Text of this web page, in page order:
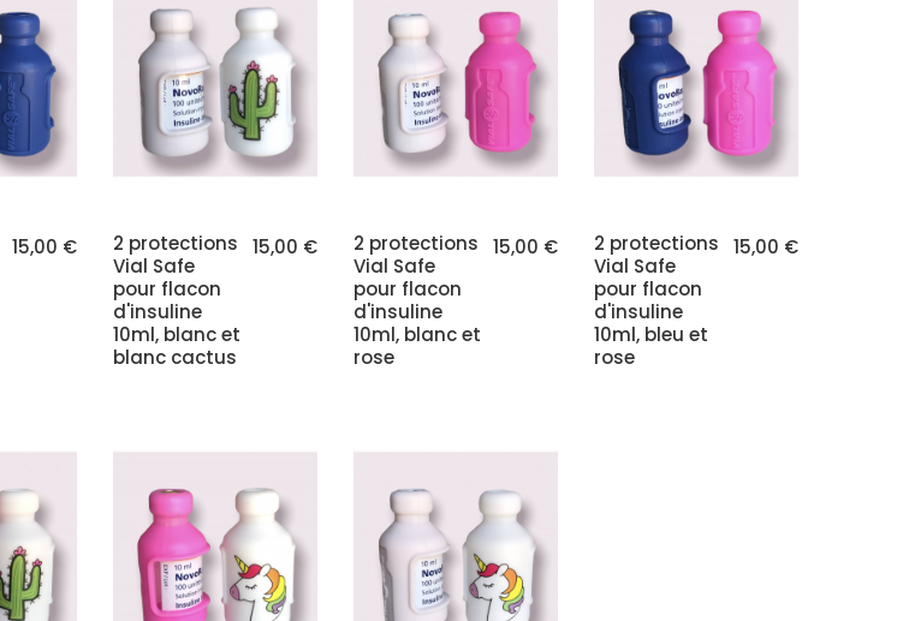
15,00 € 15,00 €
2 protections
Vial Safe
pour flacon
d'insuline
10ml, blanc et
blanc cactus
15,00 €
2 protections
Vial Safe
pour flacon
d'insuline
10ml, blanc et
rose
15,00 €
2 protections
Vial Safe
pour flacon
d'insuline
10ml, bleu et
rose